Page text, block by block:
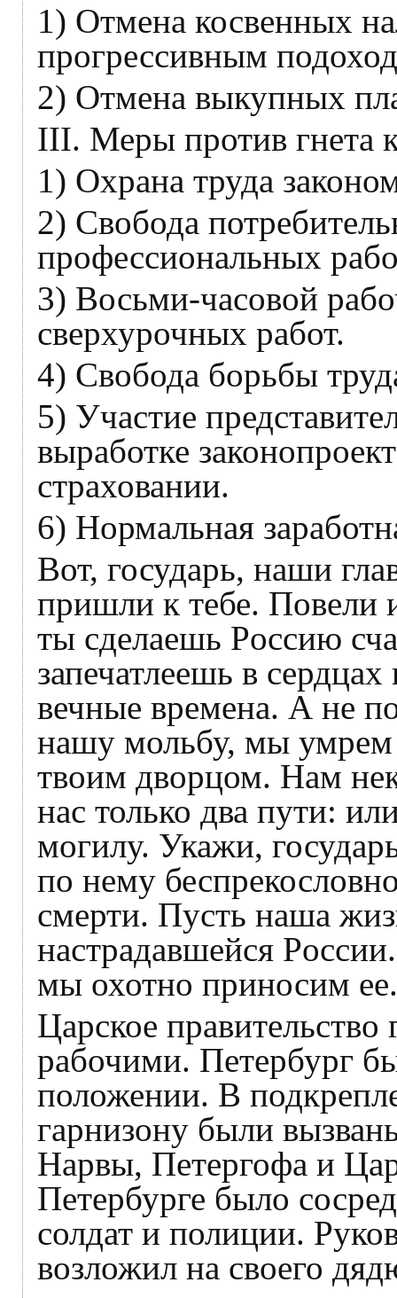
1) Отмена косвенных
прогрессивным
2) Отмена выкупных
III. Меры против гнета
1) Охрана труда
2) Свобода
профессиональных
3) Восьми-часовой
сверхурочных работ.
4) Свобода борьбы
5) Участие
выработке
страховании.
6) Нормальная
Вот, государь, наши
пришли к тебе. Повели
ты сделаешь Poccию
запечатлеешь в
вечные времена. А не
нашу мольбу, мы умрем
твоим дворцом. Нам
нас только два пути:
могилу. Укажи,
по нему
смерти. Пусть наша
настрадавшейся
мы охотно приносим ее.
Царское правительство
рабочими. Петербург
положении. В
гарнизону были
Нарвы, Петергофа и
Петербурге было
солдат и полиции.
возложил на своего